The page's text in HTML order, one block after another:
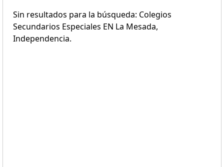
Sin resultados para la búsqueda: Colegios
Secundarios Especiales EN La Mesada,
Independencia.